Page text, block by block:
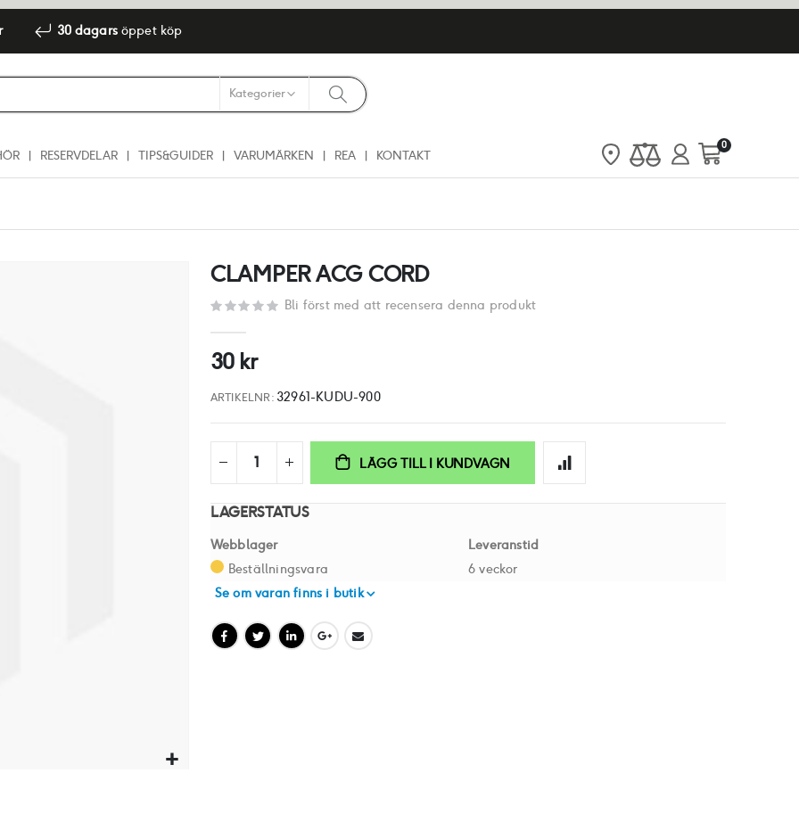
30 dagarsöppet köp
Cart
0artiklar
RESERVDELAR TIPS&GUIDER VARUMÄRKEN REA KONTAKT
CLAMPER ACG CORD
Bli först med att recensera denna produkt
30 kr
ARTIKELNR 32961-KUDU-900
LÄGG TILL I KUNDVAGN
LAGERSTATUS
Webblager
Leveranstid
Beställningsvara
6 veckor
Se om varan finns i butik